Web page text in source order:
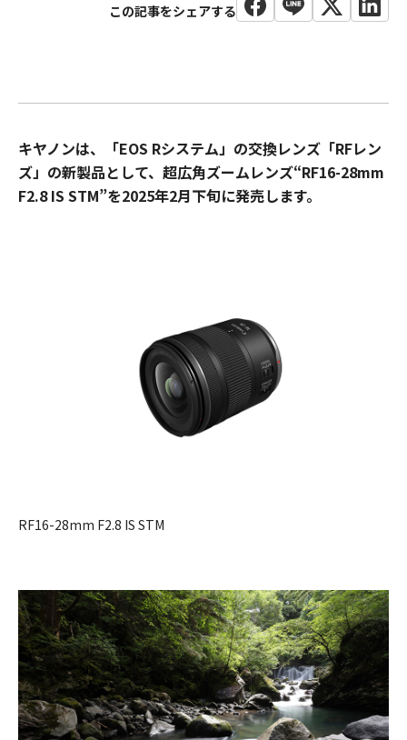
キヤノンは、「EOS Rシステム」の交換レンズ「RFレン
ズ」の新製品として、超広角ズームレンズ“RF16-28mm
F2.8 IS STM”を2025年2月下旬に発売します。
RF16-28mm F2.8 IS STM